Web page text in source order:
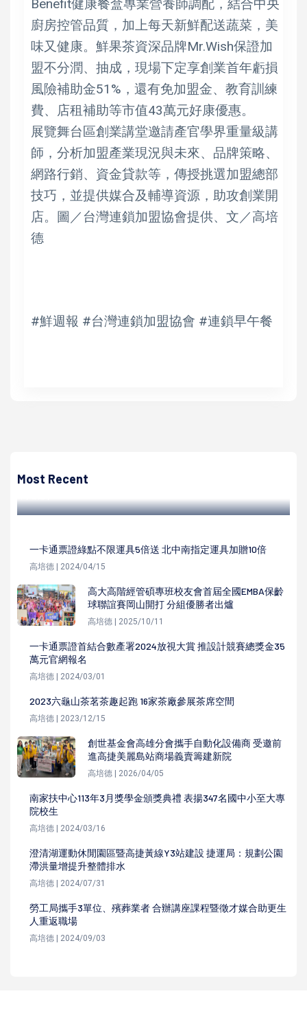
Benefit健康餐盒專業營養師調配，結合中央
廚房控管品質，加上每天新鮮配送蔬菜，美
味又健康。鮮果茶資深品牌Mr.Wish保證加
盟不分潤、抽成，現場下定享創業首年虧損
風險補助金51%，還有免加盟金、教育訓練
費、店租補助等市值43萬元好康優惠。
展覽舞台區創業講堂邀請產官學界重量級講
師，分析加盟產業現況與未來、品牌策略、
網路行銷、資金貸款等，傳授挑選加盟總部
技巧，並提供媒合及輔導資源，助攻創業開
店。圖／台灣連鎖加盟協會提供、文／高培
德
#鮮週報 #台灣連鎖加盟協會 #連鎖早午餐
Most Recent
績優、5志工同獲表揚
一卡通票證綠點不限運具5倍送 北中南指定運具加贈10倍
高培德 | 2024/04/15
高大高階經管碩專班校友會首屆全國EMBA保齡
球聯誼賽岡山開打 分組優勝者出爐
高培德 | 2025/10/11
一卡通票證首結合數產署2024放視大賞 推設計競賽總獎金35
萬元官網報名
高培德 | 2024/03/01
2023六龜山茶茗茶趣起跑 16家茶廠參展茶席空間
高培德 | 2023/12/15
創世基金會高雄分會攜手自動化設備商 受邀前
進高捷美麗島站商場義賣籌建新院
高培德 | 2026/04/05
南家扶中心113年3月獎學金頒獎典禮 表揚347名國中小至大專
院校生
高培德 | 2024/03/16
澄清湖運動休閒園區暨高捷黃線Y3站建設 捷運局：規劃公園
滯洪量增提升整體排水
高培德 | 2024/07/31
勞工局攜手3單位、殯葬業者 合辦講座課程暨徵才媒合助更生
人重返職場
高培德 | 2024/09/03